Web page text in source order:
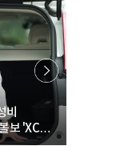
비
보 'XC60